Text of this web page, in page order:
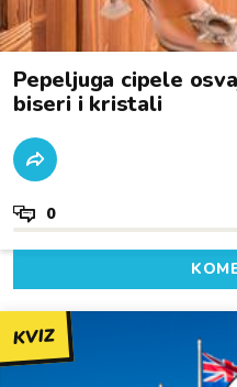
Pepeljuga cipele
biseri i kristali
0
KVIZ